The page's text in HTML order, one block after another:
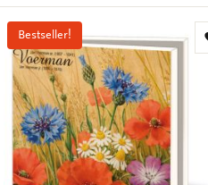
Bestseller!